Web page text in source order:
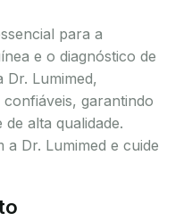
para a
e o diagnóstico de
Dr. Lumimed,
garantindo
alta qualidade.
Dr. Lumimed e cuide